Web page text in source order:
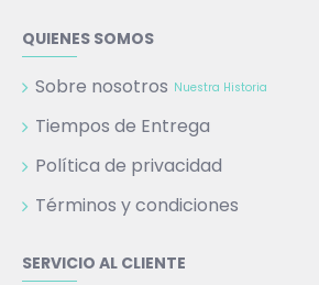
QUIENES SOMOS
Sobre nosotros Nuestra Historia
Tiempos de Entrega
Política de privacidad
Términos y condiciones
SERVICIO AL CLIENTE